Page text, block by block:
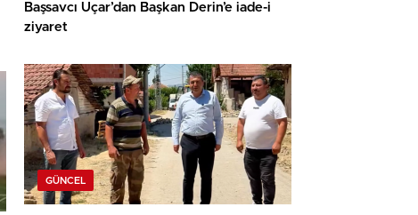
Başsavcı Uçar’dan Başkan Derin’e iade-i
ziyaret
GÜNCEL